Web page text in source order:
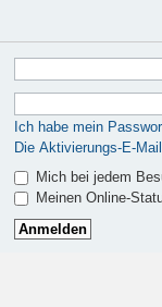
Ich habe mein
Die Aktivierungs-E-
Mich bei jedem
Meinen Online-